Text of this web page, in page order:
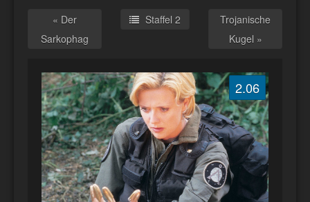
« Der
Sarkophag
Staffel 2
Trojanische
Kugel »
2.06